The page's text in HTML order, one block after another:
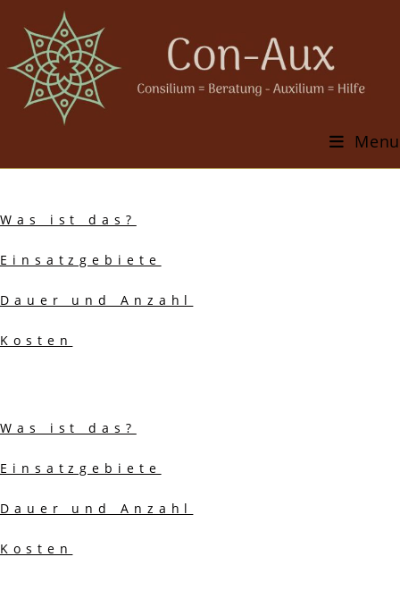
content
Menu
Psychologische Beratung
Was ist das?
Einsatzgebiete
Dauer und Anzahl
Kosten
Was ist das?
Einsatzgebiete
Dauer und Anzahl
Kosten